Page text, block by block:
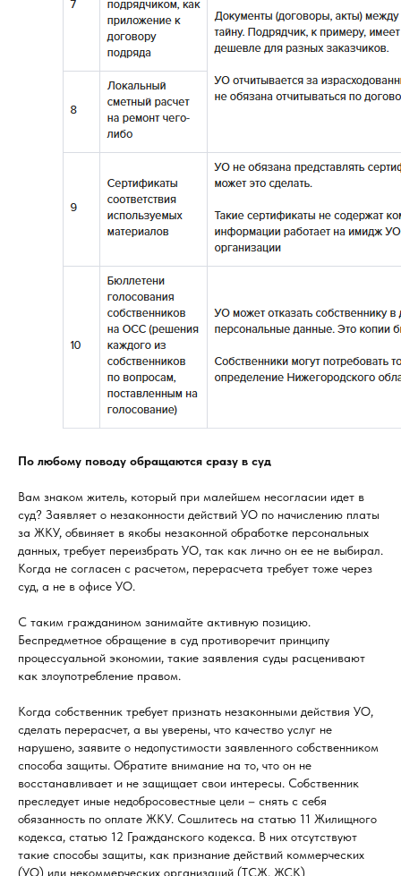
По любому поводу обращаются сразу в суд
Вам знаком житель, который при малейшем несогласии идет в
суд? Заявляет о незаконности действий УО по начислению платы
за ЖКУ, обвиняет в якобы незаконной обработке персональных
данных, требует переизбрать УО, так как лично он ее не выбирал.
Когда не согласен с расчетом, перерасчета требует тоже через
суд, а не в офисе УО.
С таким гражданином занимайте активную позицию.
Беспредметное обращение в суд противоречит принципу
процессуальной экономии, такие заявления суды расценивают
как злоупотребление правом.
Когда собственник требует признать незаконными действия УО,
сделать перерасчет, а вы уверены, что качество услуг не
нарушено, заявите о недопустимости заявленного собственником
способа защиты. Обратите внимание на то, что он не
восстанавливает и не защищает свои интересы. Собственник
преследует иные недобросовестные цели – снять с себя
обязанность по оплате ЖКУ. Сошлитесь на статью 11 Жилищного
кодекса, статью 12 Гражданского кодекса. В них отсутствуют
такие способы защиты, как признание действий коммерческих
(УО) или некоммерческих организаций (ТСЖ, ЖСК)